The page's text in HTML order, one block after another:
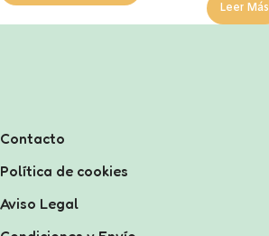
Leer Más
Contacto
Política de cookies
Aviso Legal